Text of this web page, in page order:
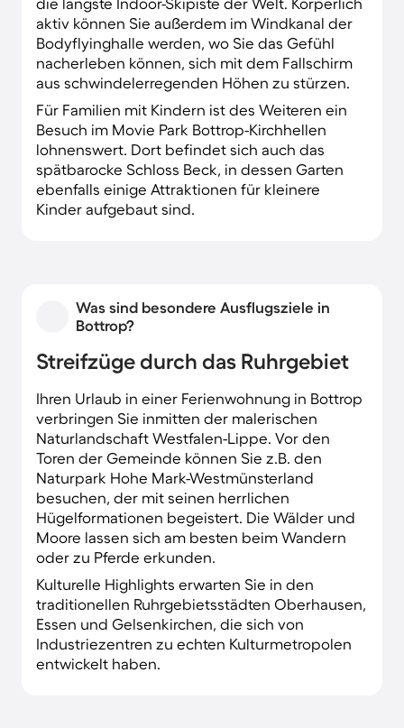
aktiv können Sie außerdem im Windkanal der
Bodyflyinghalle werden, wo Sie das Gefühl
nacherleben können, sich mit dem Fallschirm
aus schwindelerregenden Höhen zu stürzen.
Für Familien mit Kindern ist des Weiteren ein
Besuch im Movie Park Bottrop-Kirchhellen
lohnenswert. Dort befindet sich auch das
spätbarocke Schloss Beck, in dessen Garten
ebenfalls einige Attraktionen für kleinere
Kinder aufgebaut sind.
Was sind besondere Ausflugsziele in
Bottrop?
Streifzüge durch das Ruhrgebiet
Ihren Urlaub in einer Ferienwohnung in Bottrop
verbringen Sie inmitten der malerischen
Naturlandschaft Westfalen-Lippe. Vor den
Toren der Gemeinde können Sie z.B. den
Naturpark Hohe Mark-Westmünsterland
besuchen, der mit seinen herrlichen
Hügelformationen begeistert. Die Wälder und
Moore lassen sich am besten beim Wandern
oder zu Pferde erkunden.
Kulturelle Highlights erwarten Sie in den
traditionellen Ruhrgebietsstädten Oberhausen,
Essen und Gelsenkirchen, die sich von
Industriezentren zu echten Kulturmetropolen
entwickelt haben.